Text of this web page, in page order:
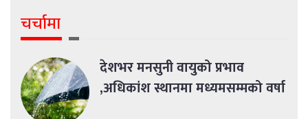
चर्चामा
देशभर मनसुनी वायुको प्रभाव
,अधिकांश स्थानमा मध्यमसम्मको वर्षा